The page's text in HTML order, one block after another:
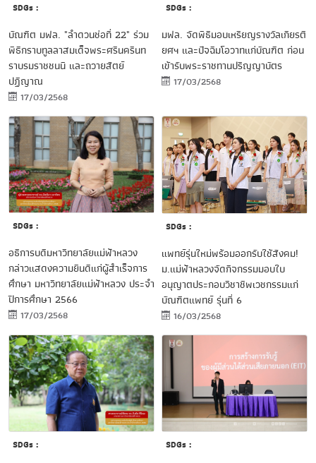
SDGs :
บัณฑิต มฟล. "ลำดวนช่อที่ 22" ร่วม
พิธีกราบทูลลาสมเด็จพระศรีนครินท
ราบรมราชชนนี และถวายสัตย์
ปฏิญาณ
17/03/2568
SDGs :
มฟล. จัดพิธีมอบเหรียญรางวัลเกียรติ
ยศฯ และปัจฉิมโอวาทแก่บัณฑิต ก่อน
เข้ารับพระราชทานปริญญาบัตร
17/03/2568
SDGs :
อธิการบดีมหาวิทยาลัยแม่ฟ้าหลวง
กล่าวแสดงความยินดีแก่ผู้สำเร็จการ
ศึกษา มหาวิทยาลัยแม่ฟ้าหลวง ประจำ
ปีการศึกษา 2566
17/03/2568
SDGs :
แพทย์รุ่นใหม่พร้อมออกรับใช้สังคม!
ม.แม่ฟ้าหลวงจัดกิจกรรมมอบใบ
อนุญาตประกอบวิชาชีพเวชกรรมแก่
บัณฑิตแพทย์ รุ่นที่ 6
16/03/2568
SDGs : SDGs :